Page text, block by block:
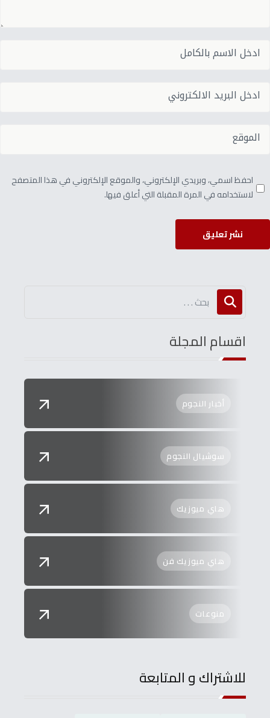
احفظ اسمي، وبريدي الإلكتروني، والموقع الإلكتروني في هذا المتصفح
لاستخدامه في المرة المقبلة التي أعلق فيها.
نشر تعليق
اقسام المجلة
أخبار النجوم
سوشيال النجوم
هاي ميوزيك
هاي ميوزيك فن
منوعات
للاشتراك و المتابعة